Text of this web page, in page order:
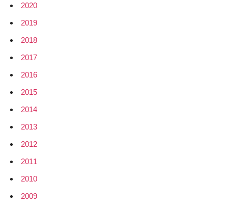
2020
2019
2018
2017
2016
2015
2014
2013
2012
2011
2010
2009